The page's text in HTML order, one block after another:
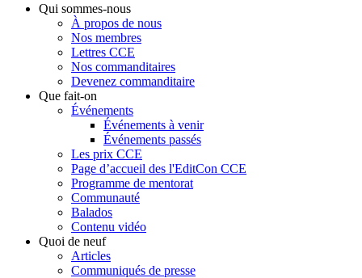
Qui sommes-nous
À propos de nous
Nos membres
Lettres CCE
Nos commanditaires
Devenez commanditaire
Que fait-on
Événements
Événements à venir
Événements passés
Les prix CCE
Page d’accueil des l'EditCon CCE
Programme de mentorat
Communauté
Balados
Contenu vidéo
Quoi de neuf
Articles
Communiqués de presse